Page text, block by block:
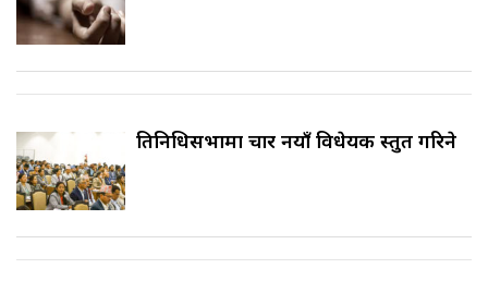
प्रतिनिधिसभामा चार नयाँ विधेयक प्रस्तुत गरिने